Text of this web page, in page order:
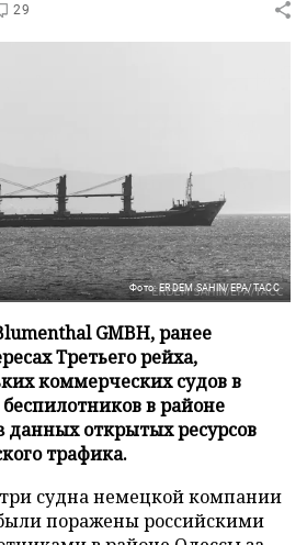
29
Фото: ERDEM SAHIN/EPA/ТАСС
GMBH, ранее
Третьего рейха,
коммерческих судов в
в районе
данных открытых ресурсов
трафика.
судна немецкой компании
поражены российскими